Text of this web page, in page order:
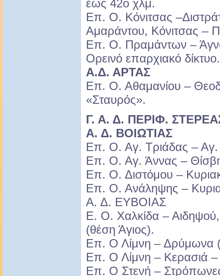
έως 42ο χλμ.
Επ. Ο. Κόνιτσας
Αμαράντου, Κόνιτσας –
Επ. Ο. Πραμάντων –
Ορεινό επαρχιακό δίκτυο.
Α.Δ. ΑΡΤΑΣ
Επ. Ο. Αθαμανίου –
«Σταυρός».
Γ. Α. Δ. ΠΕΡΙΦ.
Α. Δ. ΒΟΙΩΤΙΑΣ
Επ. Ο. Αγ. Τριάδας – Αγ.
Επ. Ο. Αγ. Άννας –
Επ. Ο. Διστόμου –
Επ. Ο. Ανάληψης –
Α. Δ. ΕΥΒΟΙΑΣ
Ε. Ο. Χαλκίδα –
(θέση Άγιος).
Επ. Ο Λίμνη – Δρύμωνα
Επ. Ο Λίμνη – Κερασιά –
Επ. Ο Στενή –